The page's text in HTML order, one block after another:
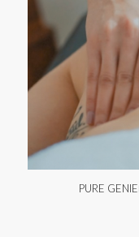
PURE